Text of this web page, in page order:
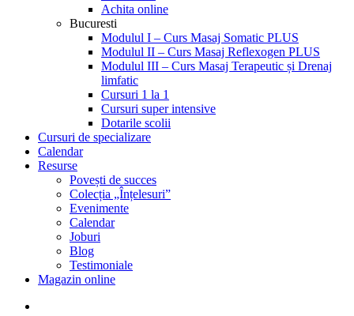
Achita online
Bucuresti
Modulul I – Curs Masaj Somatic PLUS
Modulul II – Curs Masaj Reflexogen PLUS
Modulul III – Curs Masaj Terapeutic și Drenaj
limfatic
Cursuri 1 la 1
Cursuri super intensive
Dotarile scolii
Cursuri de specializare
Calendar
Resurse
Povești de succes
Colecția „Înțelesuri”
Evenimente
Calendar
Joburi
Blog
Testimoniale
Magazin online